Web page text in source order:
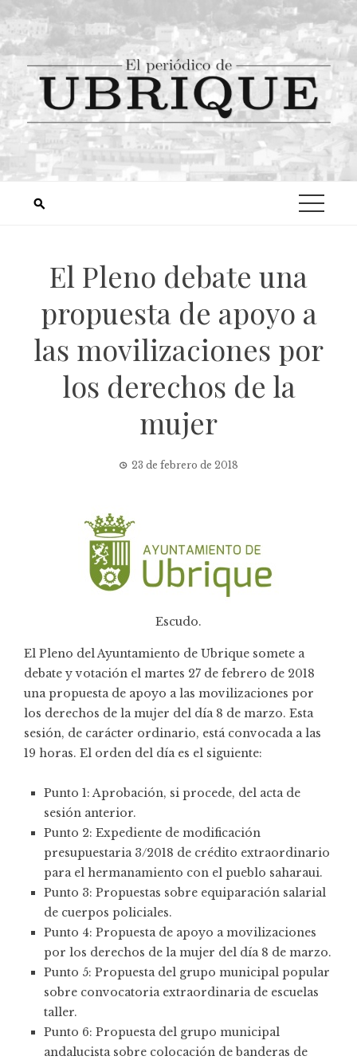
El Pleno debate una
propuesta de apoyo a
las movilizaciones por
los derechos de la
mujer
23 de febrero de 2018
Escudo.
El Pleno del Ayuntamiento de Ubrique somete a
debate y votación el martes 27 de febrero de 2018
una propuesta de apoyo a las movilizaciones por
los derechos de la mujer del día 8 de marzo. Esta
sesión, de carácter ordinario, está convocada a las
19 horas. El orden del día es el siguiente:
Punto 1: Aprobación, si procede, del acta de
sesión anterior.
Punto 2: Expediente de modificación
presupuestaria 3/2018 de crédito extraordinario
para el hermanamiento con el pueblo saharaui.
Punto 3: Propuestas sobre equiparación salarial
de cuerpos policiales.
Punto 4: Propuesta de apoyo a movilizaciones
por los derechos de la mujer del día 8 de marzo.
Punto 5: Propuesta del grupo municipal popular
sobre convocatoria extraordinaria de escuelas
taller.
Punto 6: Propuesta del grupo municipal
andalucista sobre colocación de banderas de